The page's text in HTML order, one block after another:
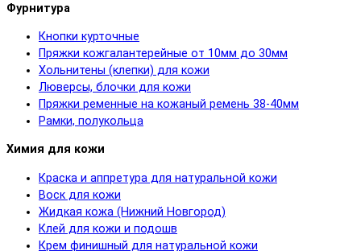
Фурнитура
Кнопки курточные
Пряжки кожгалантерейные от 10мм до 30мм
Хольнитены (клепки) для кожи
Люверсы, блочки для кожи
Пряжки ременные на кожаный ремень 38-40мм
Рамки, полукольца
Химия для кожи
Краска и аппретура для натуральной кожи
Воск для кожи
Жидкая кожа (Нижний Новгород)
Клей для кожи и подошв
Крем финишный для натуральной кожи